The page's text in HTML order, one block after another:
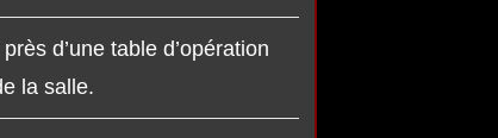
d’une table d’opération
la salle.